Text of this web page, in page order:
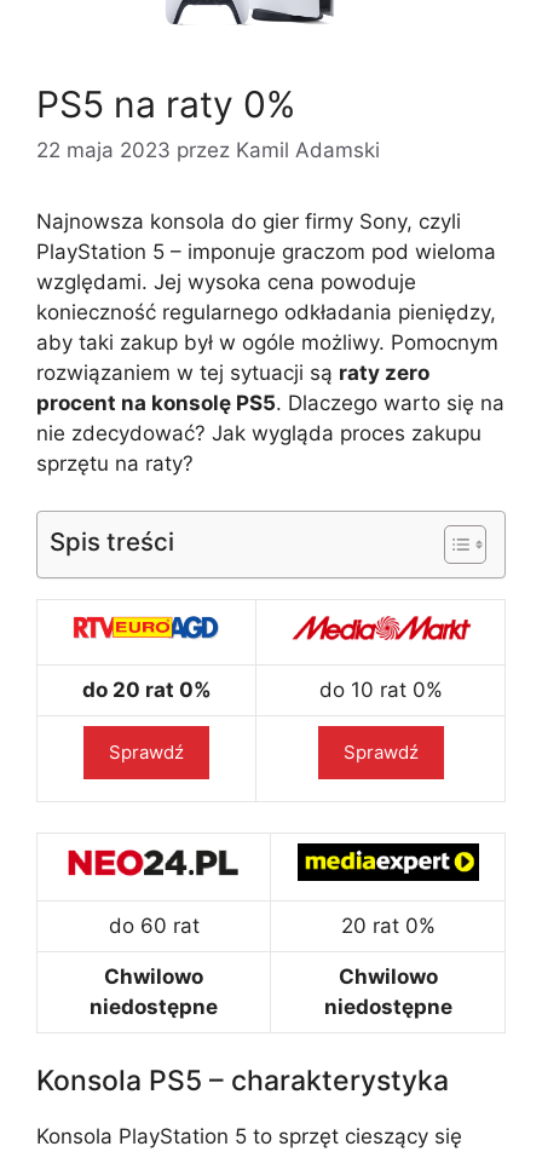
PS5 na raty 0%
22 maja 2023 przez Kamil Adamski
Najnowsza konsola do gier firmy Sony, czyli
PlayStation 5 – imponuje graczom pod wieloma
względami. Jej wysoka cena powoduje
konieczność regularnego odkładania pieniędzy,
aby taki zakup był w ogóle możliwy. Pomocnym
rozwiązaniem w tej sytuacji są raty zero
procent na konsolę PS5. Dlaczego warto się na
nie zdecydować? Jak wygląda proces zakupu
sprzętu na raty?
Spis treści
do 20 rat 0% do 10 rat 0%
Sprawdź Sprawdź
do 60 rat 20 rat 0%
Chwilowo
niedostępne
Chwilowo
niedostępne
Konsola PS5 – charakterystyka
Konsola PlayStation 5 to sprzęt cieszący się